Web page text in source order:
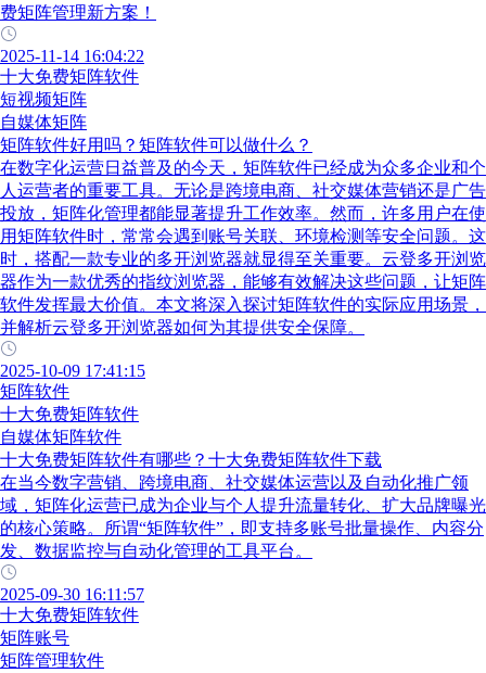
费矩阵管理新方案！
2025-11-14 16:04:22
十大免费矩阵软件
短视频矩阵
自媒体矩阵
矩阵软件好用吗？矩阵软件可以做什么？
在数字化运营日益普及的今天，矩阵软件已经成为众多企业和个
人运营者的重要工具。无论是跨境电商、社交媒体营销还是广告
投放，矩阵化管理都能显著提升工作效率。然而，许多用户在使
用矩阵软件时，常常会遇到账号关联、环境检测等安全问题。这
时，搭配一款专业的多开浏览器就显得至关重要。云登多开浏览
器作为一款优秀的指纹浏览器，能够有效解决这些问题，让矩阵
软件发挥最大价值。本文将深入探讨矩阵软件的实际应用场景，
并解析云登多开浏览器如何为其提供安全保障。
2025-10-09 17:41:15
矩阵软件
十大免费矩阵软件
自媒体矩阵软件
十大免费矩阵软件有哪些？十大免费矩阵软件下载
在当今数字营销、跨境电商、社交媒体运营以及自动化推广领
域，矩阵化运营已成为企业与个人提升流量转化、扩大品牌曝光
的核心策略。所谓“矩阵软件”，即支持多账号批量操作、内容分
发、数据监控与自动化管理的工具平台。
2025-09-30 16:11:57
十大免费矩阵软件
矩阵账号
矩阵管理软件